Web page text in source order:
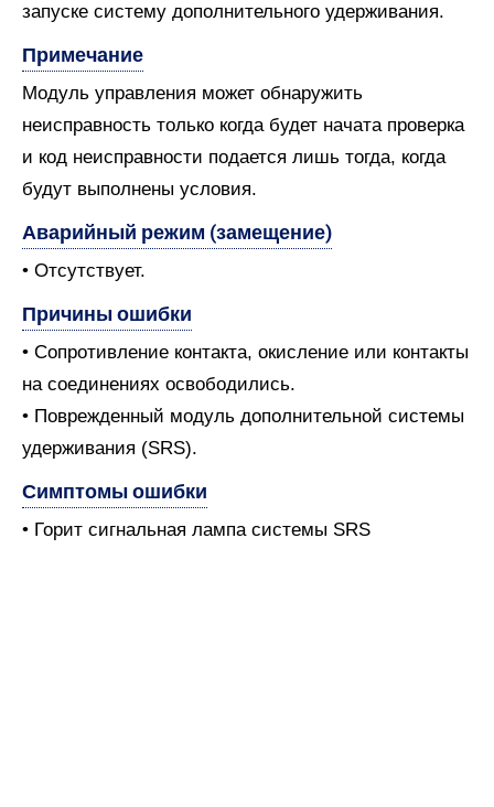
запуске систему дополнительного удерживания.
Примечание
Модуль управления может обнаружить
неисправность только когда будет начата проверка
и код неисправности подается лишь тогда, когда
будут выполнены условия.
Аварийный режим (замещение)
• Отсутствует.
Причины ошибки
• Сопротивление контакта, окисление или контакты
на соединениях освободились.
• Поврежденный модуль дополнительной системы
удерживания (SRS).
Симптомы ошибки
• Горит сигнальная лампа системы SRS